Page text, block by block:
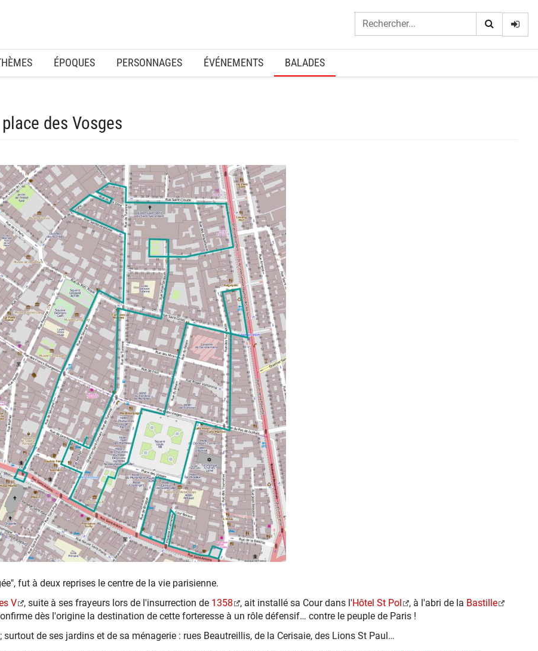
ÉPOQUES PERSONNAGES ÉVÉNEMENTS BALADES
des Vosges
fut à deux reprises le centre de la vie parisienne.
V , suite à ses frayeurs lors de l'insurrection de 1358 , ait installé sa Cour dans l'Hôtel St Pol , à l'abri de la Bastille
dès l'origine la destination de cette forteresse à un rôle défensif… contre le peuple de Paris !
de ses jardins et de sa ménagerie : rues Beautreillis, de la Cerisaie, des Lions St Paul…